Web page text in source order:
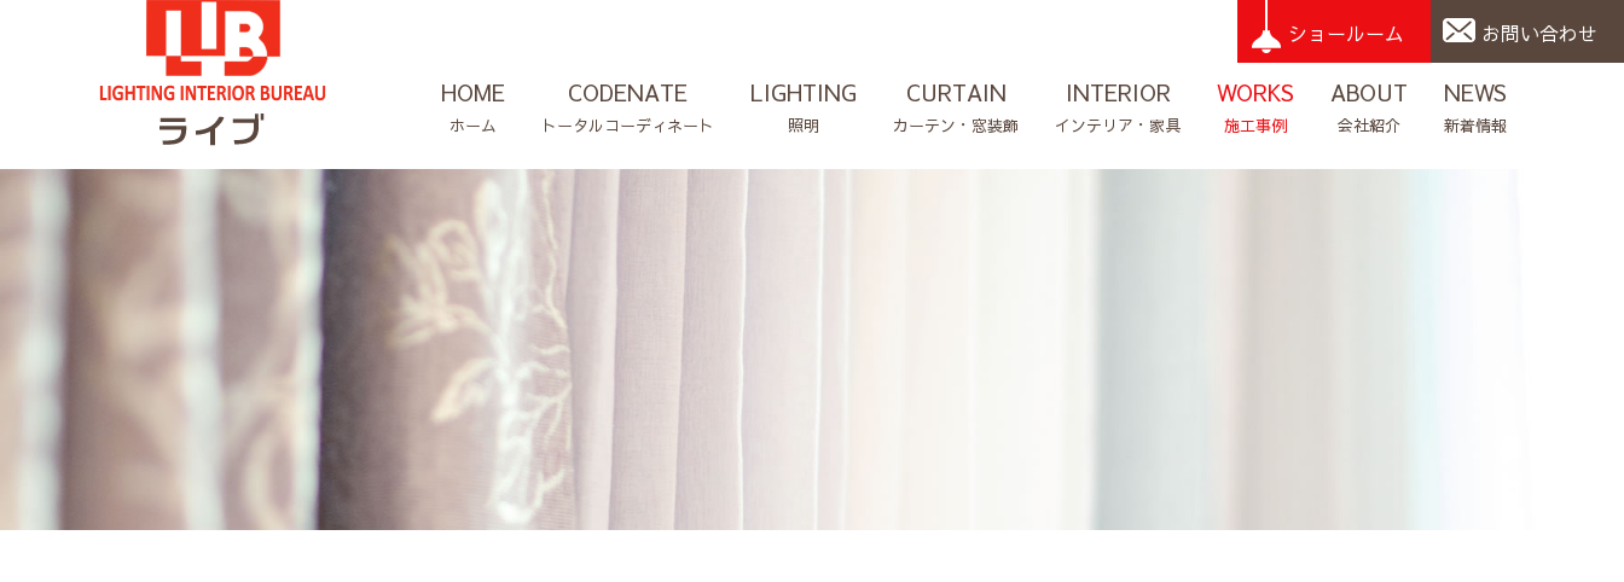
HOME
ホーム
CODENATE
トータルコーディネート
LIGHTING
照明
CURTAIN
カーテン・窓装飾
INTERIOR
インテリア・家具
WORKS
施工事例
ABOUT
会社紹介
NEWS
新着情報
ショールーム お問い合わせ